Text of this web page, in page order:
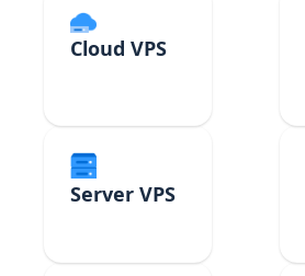
Cloud VPS
Server VPS